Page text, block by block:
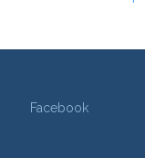
Facebook